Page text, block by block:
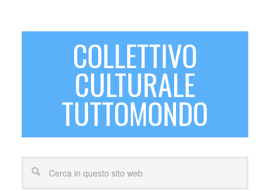
COLLETTIVO
CULTURALE
TUTTOMONDO